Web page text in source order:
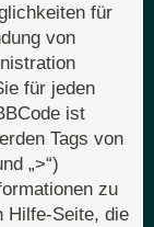
für
von
für jeden
ist
Tags von
„>“)
zu
Hilfe-Seite, die